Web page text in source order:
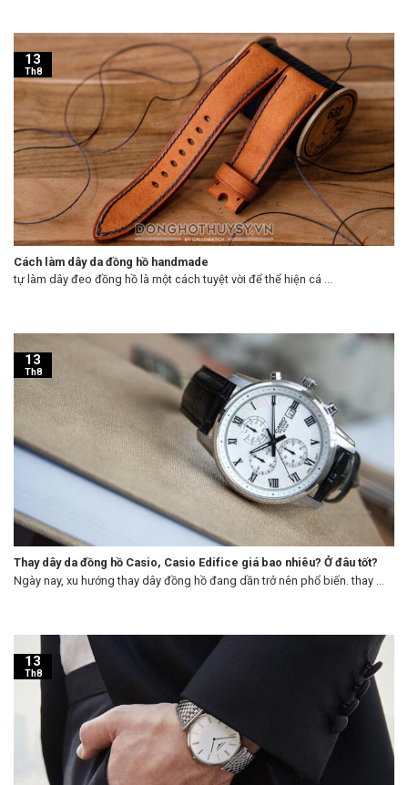
Cách làm dây da đồng hồ handmade
tự làm dây đeo đồng hồ là một cách tuyệt vời để thể hiện cá ...
13
Th8
Thay dây da đồng hồ Casio, Casio Edifice giá bao nhiêu? Ở đâu tốt?
Ngày nay, xu hướng thay dây đồng hồ đang dần trở nên phổ biến. thay ...
13
Th8
13
Th8